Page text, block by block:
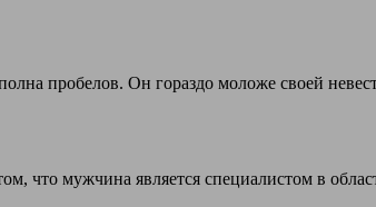
пробелов. Он гораздо моложе своей
что мужчина является специалистом в